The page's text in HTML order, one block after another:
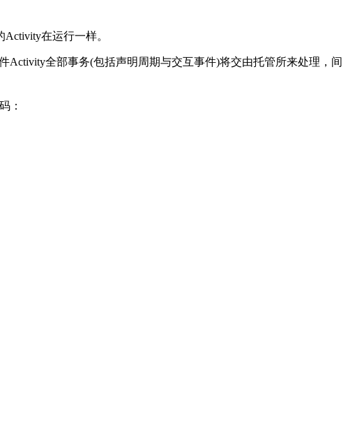
在运行一样。
Activity全部事务(包括声明周期与交互事件)将交由托管所来处理，间
：